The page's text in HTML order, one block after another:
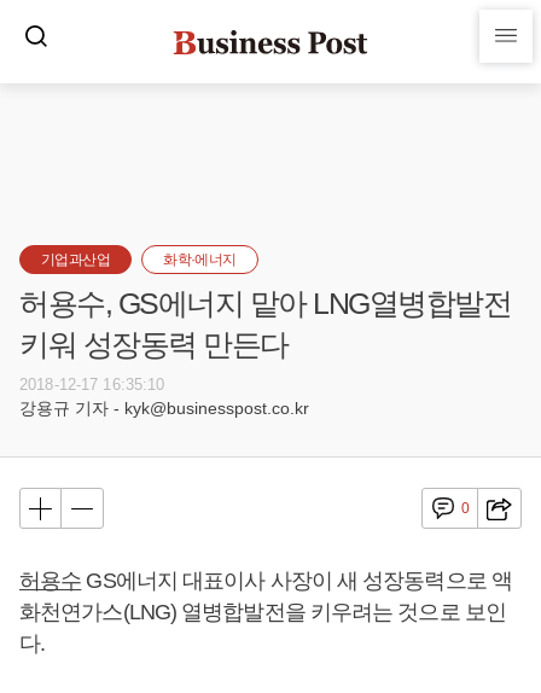
기업과산업 화학·에너지
허용수, GS에너지 맡아 LNG열병합발전
키워 성장동력 만든다
2018-12-17 16:35:10
강용규 기자 - kyk@businesspost.co.kr
0
허용수 GS에너지 대표이사 사장이 새 성장동력으로 액
화천연가스(LNG) 열병합발전을 키우려는 것으로 보인
다.